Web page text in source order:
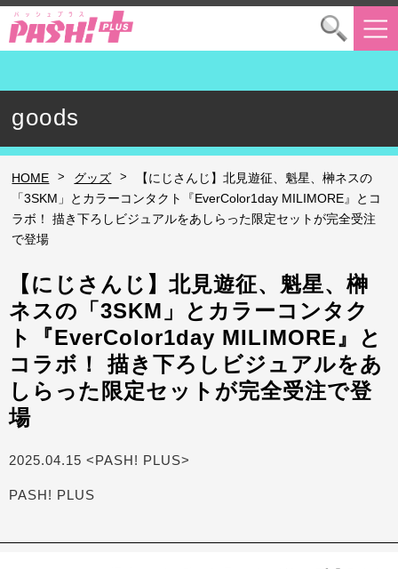
goods
HOME > グッズ >
【にじさんじ】北見遊征、魁星、榊ネスの
「3SKM」とカラーコンタクト『EverColor1day MILIMORE』とコ
ラボ！ 描き下ろしビジュアルをあしらった限定セットが完全受注
で登場
【にじさんじ】北見遊征、魁星、榊
ネスの「3SKM」とカラーコンタク
ト『EverColor1day MILIMORE』と
コラボ！ 描き下ろしビジュアルをあ
しらった限定セットが完全受注で登
場
2025.04.15 <PASH! PLUS>
PASH! PLUS